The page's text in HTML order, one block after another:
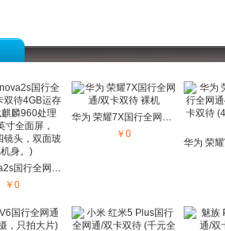
华为 nova2s国行全网通/双卡双待4GB运存版...
￥0
华为 荣耀7X国行全网通/双卡双待 裸机
￥0